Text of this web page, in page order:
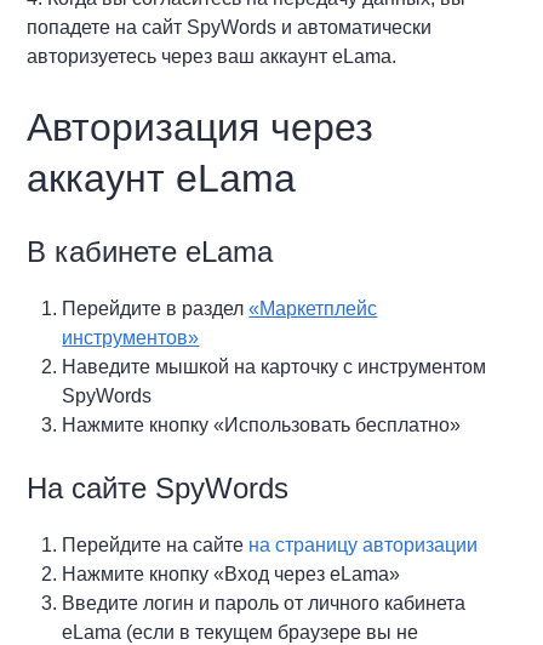
попадете на сайт SpyWords и автоматически
авторизуетесь через ваш аккаунт eLama.
Авторизация через
аккаунт eLama
В кабинете eLama
Перейдите в раздел«Маркетплейс
инструментов»
Наведите мышкой на карточку с инструментом
SpyWords
Нажмите кнопку «Использовать бесплатно»
На сайте SpyWords
Перейдите на сайте на страницу авторизации
Нажмите кнопку «Вход через eLama»
Введите логин и пароль от личного кабинета
eLama (если в текущем браузере вы не